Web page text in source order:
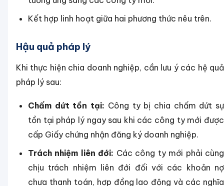
Kết hợp linh hoạt giữa hai phương thức nêu trên.
Hậu quả pháp lý
Khi thực hiện chia doanh nghiệp, cần lưu ý các hệ quả
pháp lý sau:
Chấm dứt tồn tại: Công ty bị chia chấm dứt sự
tồn tại pháp lý ngay sau khi các công ty mới được
cấp Giấy chứng nhận đăng ký doanh nghiệp.
Trách nhiệm liên đới: Các công ty mới phải cùng
chịu trách nhiệm liên đới đối với các khoản nợ
chưa thanh toán, hợp đồng lao động và các nghĩa